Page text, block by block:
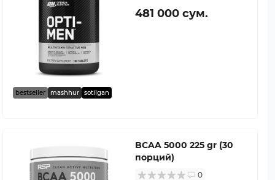
bestseller mashhur sotilgan
481 000 сум.
BCAA 5000 225 gr (30
порций)
0